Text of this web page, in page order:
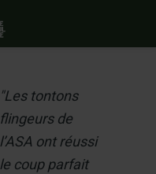
"Les tontons
flingeurs de
l’ASA ont réussi
le coup parfait